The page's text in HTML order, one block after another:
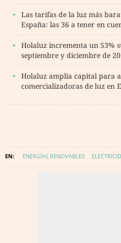
Las tarifas de la luz más
España: las 36 a tener en
Holaluz incrementa un 53%
septiembre y diciembre de
Holaluz amplía capital para
comercializadoras de luz en
ENERGÍAS RENOVABLES